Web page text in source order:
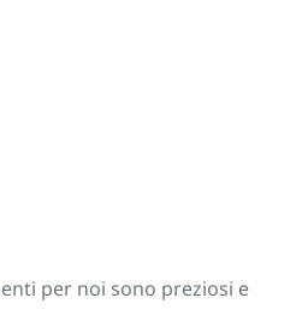
per noi sono preziosi e